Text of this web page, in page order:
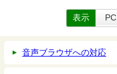
表示 PC
音声ブラウザへの対応